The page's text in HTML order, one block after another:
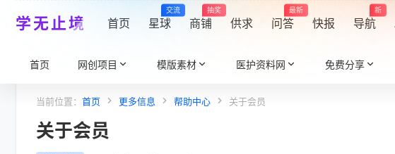
学无止境 首页 星球
交流
商铺
抽奖
供求 问答
最新
快报 导航
新
首页 网创项目 模版素材 医护资料网 免费分享
当前位置： 首页 更多信息 帮助中心 关于会员
关于会员